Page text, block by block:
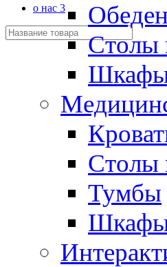
о нас 3
Столы
Шкафы
Столы
Тумбы
Шкафы